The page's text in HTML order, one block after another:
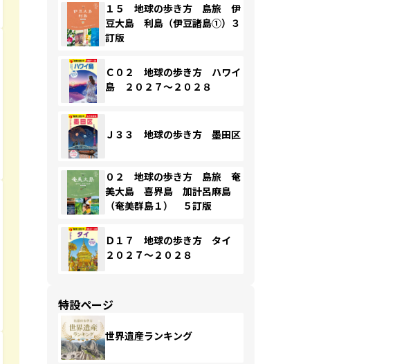
１５ 地球の歩き方 島旅 伊
豆大島 利島（伊豆諸島①）３
訂版
Ｃ０２ 地球の歩き方 ハワイ
島 ２０２７～２０２８
Ｊ３３ 地球の歩き方 墨田区
０２ 地球の歩き方 島旅 奄
美大島 喜界島 加計呂麻島
（奄美群島１） ５訂版
Ｄ１７ 地球の歩き方 タイ
２０２７～２０２８
特設ページ
世界遺産ランキング